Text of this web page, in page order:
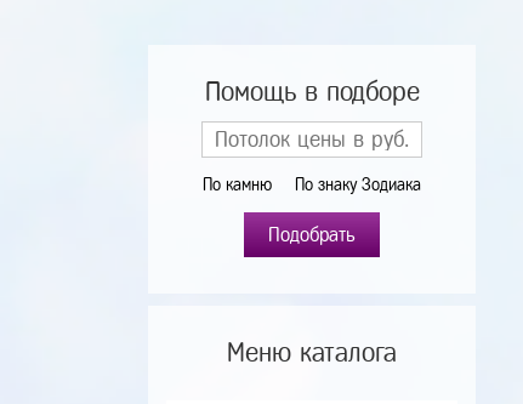
Помощь в подборе
По камню По знаку Зодиака
Подобрать
Меню каталога